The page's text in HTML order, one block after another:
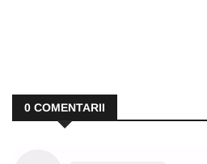
0 COMENTARII